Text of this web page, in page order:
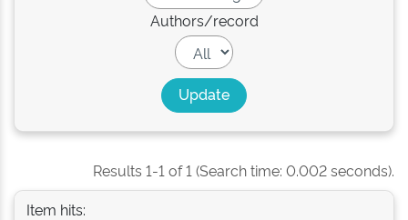
Authors/record
Results 1-1 of 1 (Search time: 0.002 seconds).
Item hits: